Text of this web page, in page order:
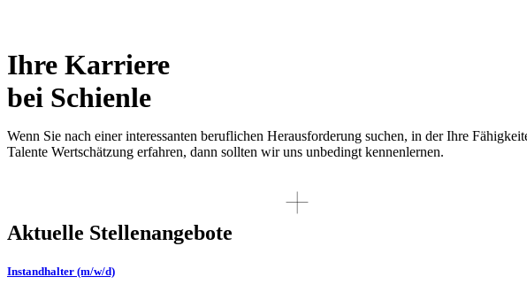
Ihre Karriere
bei Schienle
Wenn Sie nach einer interessanten beruflichen Herausforderung suchen, in der Ihre
Talente Wertschätzung erfahren, dann sollten wir uns unbedingt kennenlernen.
Aktuelle Stellenangebote
Instandhalter (m/w/d)